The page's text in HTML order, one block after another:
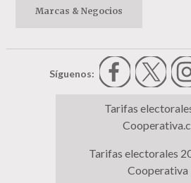
Marcas & Negocios
Síguenos:
Tarifas
Tarifas electorales
Cooperativa